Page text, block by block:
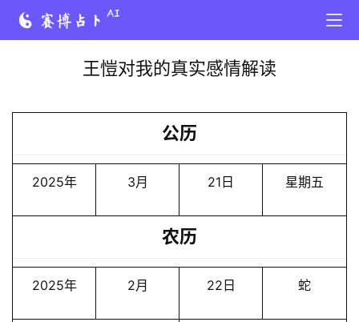
王愷对我的真实感情解读
公历
2025年 3月 21日 星期五
农历
2025年 2月 22日 蛇